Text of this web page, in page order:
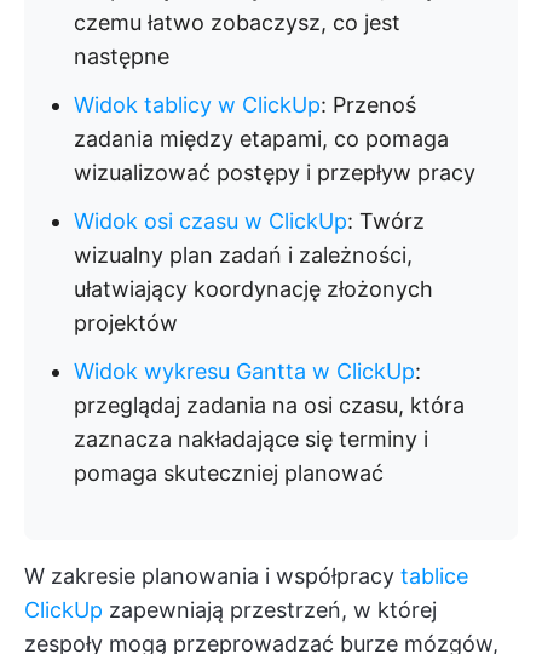
czemu łatwo zobaczysz, co jest
następne
Widok tablicy w ClickUp: Przenoś
zadania między etapami, co pomaga
wizualizować postępy i przepływ pracy
Widok osi czasu w ClickUp: Twórz
wizualny plan zadań i zależności,
ułatwiający koordynację złożonych
projektów
Widok wykresu Gantta w ClickUp:
przeglądaj zadania na osi czasu, która
zaznacza nakładające się terminy i
pomaga skuteczniej planować
W zakresie planowania i współpracy tablice
ClickUp zapewniają przestrzeń, w której
zespoły mogą przeprowadzać burze mózgów,